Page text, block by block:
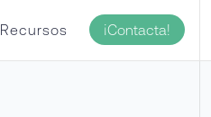
Recursos ¡Contacta!